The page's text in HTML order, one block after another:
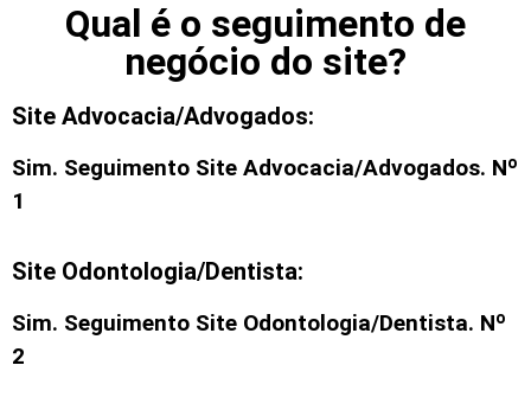
Qual é o seguimento de
negócio do site?
Site Advocacia/Advogados:
Sim. Seguimento Site Advocacia/Advogados. Nº
1
Site Odontologia/Dentista:
Sim. Seguimento Site Odontologia/Dentista. Nº
2